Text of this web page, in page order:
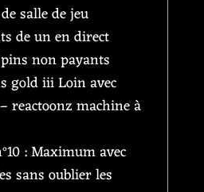
salle de jeu
de un en direct
non payants
gold iii Loin avec
reactoonz machine à
: Maximum avec
sans oublier les